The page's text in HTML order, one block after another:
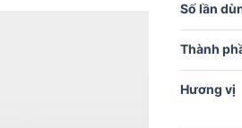
Số lần
Thành
Hương vị